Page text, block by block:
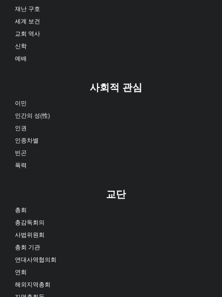
재난 구호
세계 보건
교회 역사
신학
예배
사회적 관심
이민
인간의 성(性)
인권
인종차별
빈곤
폭력
교단
총회
총감독회의
사법위원회
총회 기관
연대사역협의회
연회
해외지역총회